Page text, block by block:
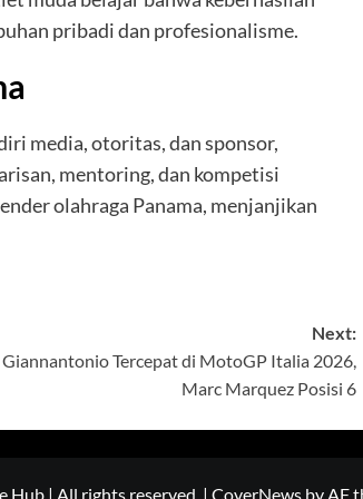
pribadi dan profesionalisme.
media, otoritas, dan sponsor,
mentoring, dan kompetisi
olahraga Panama, menjanjikan
Next:
Tercepat di MotoGP Italia 2026,
Marc Marquez Posisi 6
| All rights reserved. | CoverNews by AF